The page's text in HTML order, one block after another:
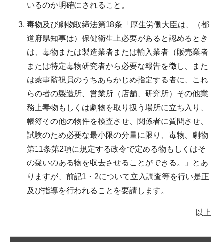
いるのか明確にされること。
毒物及び劇物取締法第18条「厚生労働大臣は、（都
道府県知事は）保健衛生上必要があると認めるとき
は、毒物または製造業者または輸入業者（販売業者
または特定毒物研究者から必要な報告を徴し、また
は薬事監視員のうちあらかじめ指定する者に、これ
らの者の製造所、営業所（店舗、研究所）その他業
務上毒物もしくは劇物を取り扱う場所に立ち入り、
帳簿その他の物件を検査させ、関係者に質問させ、
試験のため必要な最小限の分量に限り、毒物、劇物
第11条第2項に規定する政令で定める物もしくはそ
の疑いのある物を収去させることができる。」とあ
りますが、前記1・2について立入調査等を行い是正
及び指導を行われることを要請します。
以上